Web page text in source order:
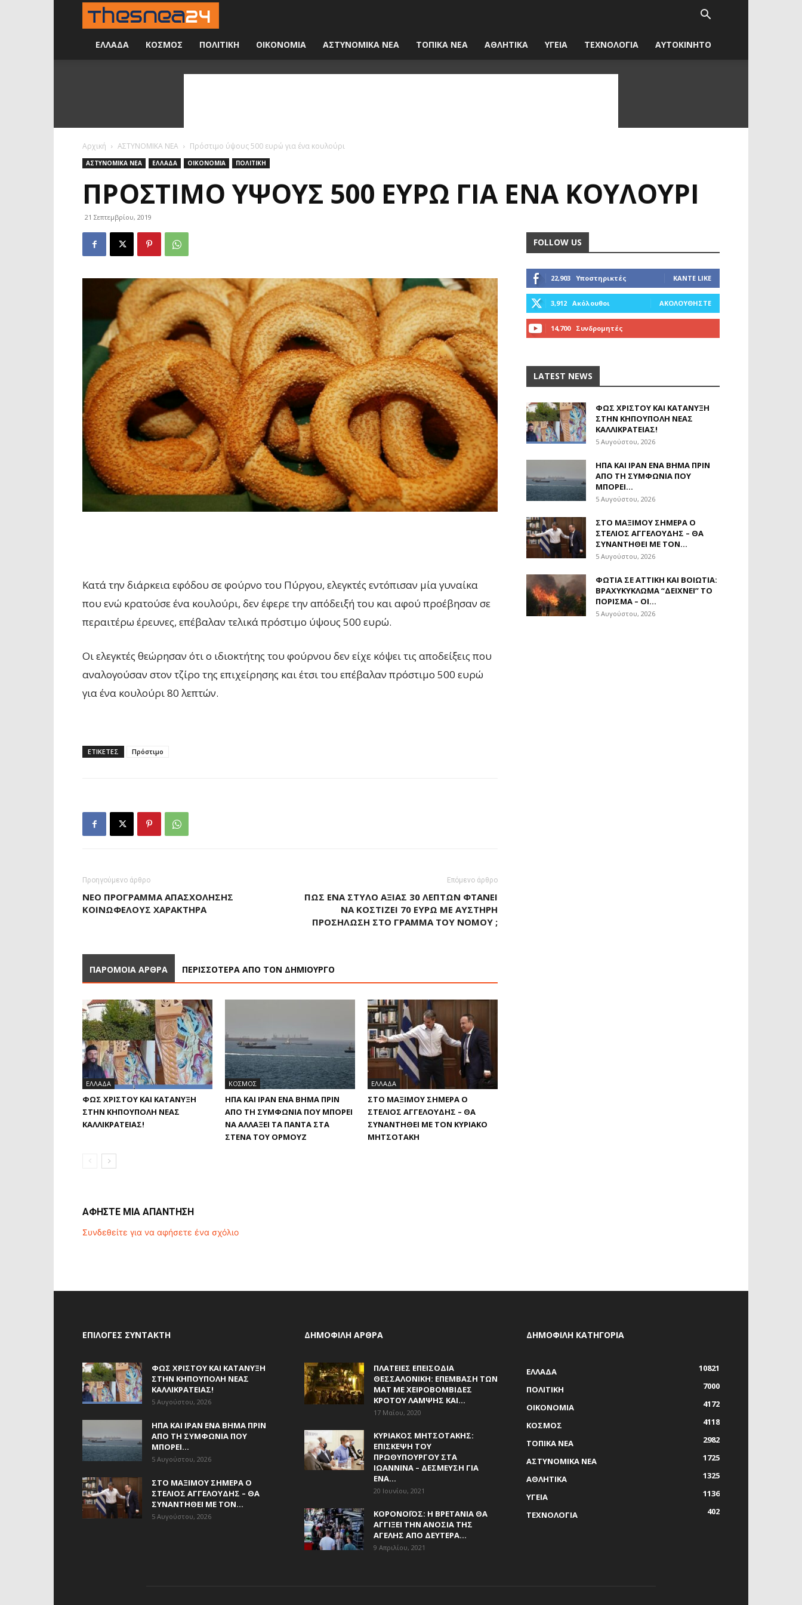
24
ώρες
ΕΛΛΑΔΑ ΚΟΣΜΟΣ ΠΟΛΙΤΙΚΗ ΟΙΚΟΝΟΜΙΑ ΑΣΤΥΝΟΜΙΚΑ ΝΕΑ ΤΟΠΙΚΑ ΝΕΑ ΑΘΛΗΤΙΚΑ ΥΓΕΙΑ ΤΕΧΝΟΛΟΓΙΑ ΑΥΤΟΚΙΝΗΤΟ
Αρχική ΑΣΤΥΝΟΜΙΚΑ ΝΕΑ Πρόστιμο ύψους 500 ευρώ για ένα κουλούρι
ΑΣΤΥΝΟΜΙΚΑ ΝΕΑ ΕΛΛΑΔΑ ΟΙΚΟΝΟΜΙΑ ΠΟΛΙΤΙΚΗ
ΠΡΌΣΤΙΜΟ ΎΨΟΥΣ 500 ΕΥΡΏ ΓΙΑ ΈΝΑ ΚΟΥΛΟΎΡΙ
21 Σεπτεμβρίου, 2019
Κατά την διάρκεια εφόδου σε φούρνο του Πύργου, ελεγκτές εντόπισαν μία γυναίκα
που ενώ κρατούσε ένα κουλούρι, δεν έφερε την απόδειξή του και αφού προέβησαν σε
περαιτέρω έρευνες, επέβαλαν τελικά πρόστιμο ύψους 500 ευρώ.
Οι ελεγκτές θεώρησαν ότι ο ιδιοκτήτης του φούρνου δεν είχε κόψει τις αποδείξεις που
αναλογούσαν στον τζίρο της επιχείρησης και έτσι του επέβαλαν πρόστιμο 500 ευρώ
για ένα κουλούρι 80 λεπτών.
ΕΤΙΚΕΤΕΣ Πρόστιμο
Προηγούμενο άρθρο
ΝΈΟ ΠΡΌΓΡΑΜΜΑ ΑΠΑΣΧΌΛΗΣΗΣ
ΚΟΙΝΩΦΕΛΟΎΣ ΧΑΡΑΚΤΉΡΑ
Επόμενο άρθρο
ΠΏΣ ΈΝΑ ΣΤΥΛΌ ΑΞΊΑΣ 30 ΛΕΠΤΏΝ ΦΤΆΝΕΙ
ΝΑ ΚΟΣΤΊΖΕΙ 70 ΕΥΡΏ ΜΕ ΑΥΣΤΗΡΉ
ΠΡΟΣΉΛΩΣΗ ΣΤΟ ΓΡΆΜΜΑ ΤΟΥ ΝΌΜΟΥ ;
ΠΑΡΟΜΟΙΑ ΑΡΘΡΑ ΠΕΡΙΣΣΟΤΕΡΑ ΑΠΟ ΤΟΝ ΔΗΜΙΟΥΡΓΟ
ΕΛΛΑΔΑ
ΦΩΣ ΧΡΙΣΤΟΎ ΚΑΙ ΚΑΤΆΝΥΞΗ
ΣΤΗΝ ΚΗΠΟΎΠΟΛΗ ΝΈΑΣ
ΚΑΛΛΙΚΡΆΤΕΙΑΣ!
ΚΟΣΜΟΣ
ΗΠΑ ΚΑΙ ΙΡΆΝ ΈΝΑ ΒΉΜΑ ΠΡΙΝ
ΑΠΌ ΤΗ ΣΥΜΦΩΝΊΑ ΠΟΥ ΜΠΟΡΕΊ
ΝΑ ΑΛΛΆΞΕΙ ΤΑ ΠΆΝΤΑ ΣΤΑ
ΣΤΕΝΆ ΤΟΥ ΟΡΜΟΎΖ
ΕΛΛΑΔΑ
ΣΤΟ ΜΑΞΊΜΟΥ ΣΉΜΕΡΑ Ο
ΣΤΈΛΙΟΣ ΑΓΓΕΛΟΎΔΗΣ – ΘΑ
ΣΥΝΑΝΤΗΘΕΊ ΜΕ ΤΟΝ ΚΥΡΙΆΚΟ
ΜΗΤΣΟΤΆΚΗ
ΑΦΗΣΤΕ ΜΙΑ ΑΠΑΝΤΗΣΗ
Συνδεθείτε για να αφήσετε ένα σχόλιο
FOLLOW US
22,903 Υποστηρικτές ΚΆΝΤΕ LIKE
3,912 Ακόλουθοι ΑΚΟΛΟΥΘΉΣΤΕ
14,700 Συνδρομητές
LATEST NEWS
ΦΩΣ ΧΡΙΣΤΟΎ ΚΑΙ ΚΑΤΆΝΥΞΗ
ΣΤΗΝ ΚΗΠΟΎΠΟΛΗ ΝΈΑΣ
ΚΑΛΛΙΚΡΆΤΕΙΑΣ!
5 Αυγούστου, 2026
ΗΠΑ ΚΑΙ ΙΡΆΝ ΈΝΑ ΒΉΜΑ ΠΡΙΝ
ΑΠΌ ΤΗ ΣΥΜΦΩΝΊΑ ΠΟΥ
ΜΠΟΡΕΊ...
5 Αυγούστου, 2026
ΣΤΟ ΜΑΞΊΜΟΥ ΣΉΜΕΡΑ Ο
ΣΤΈΛΙΟΣ ΑΓΓΕΛΟΎΔΗΣ – ΘΑ
ΣΥΝΑΝΤΗΘΕΊ ΜΕ ΤΟΝ...
5 Αυγούστου, 2026
ΦΩΤΙΆ ΣΕ ΑΤΤΙΚΉ ΚΑΙ ΒΟΙΩΤΊΑ:
ΒΡΑΧΥΚΎΚΛΩΜΑ “ΔΕΊΧΝΕΙ” ΤΟ
ΠΌΡΙΣΜΑ – ΟΙ...
5 Αυγούστου, 2026
ΕΠΙΛΟΓΈΣ ΣΥΝΤΆΚΤΗ
ΦΩΣ ΧΡΙΣΤΟΎ ΚΑΙ ΚΑΤΆΝΥΞΗ
ΣΤΗΝ ΚΗΠΟΎΠΟΛΗ ΝΈΑΣ
ΚΑΛΛΙΚΡΆΤΕΙΑΣ!
5 Αυγούστου, 2026
ΗΠΑ ΚΑΙ ΙΡΆΝ ΈΝΑ ΒΉΜΑ ΠΡΙΝ
ΑΠΌ ΤΗ ΣΥΜΦΩΝΊΑ ΠΟΥ
ΜΠΟΡΕΊ...
5 Αυγούστου, 2026
ΣΤΟ ΜΑΞΊΜΟΥ ΣΉΜΕΡΑ Ο
ΣΤΈΛΙΟΣ ΑΓΓΕΛΟΎΔΗΣ – ΘΑ
ΣΥΝΑΝΤΗΘΕΊ ΜΕ ΤΟΝ...
5 Αυγούστου, 2026
ΔΗΜΟΦΙΛΗ ΑΡΘΡΑ
ΠΛΑΤΕΊΕΣ ΕΠΕΙΣΌΔΙΑ
ΘΕΣΣΑΛΟΝΊΚΗ: ΕΠΈΜΒΑΣΗ ΤΩΝ
ΜΑΤ ΜΕ ΧΕΙΡΟΒΟΜΒΊΔΕΣ
ΚΡΌΤΟΥ ΛΆΜΨΗΣ ΚΑΙ...
17 Μαΐου, 2020
ΚΥΡΙΆΚΟΣ ΜΗΤΣΟΤΆΚΗΣ:
ΕΠΊΣΚΕΨΗ ΤΟΥ
ΠΡΩΘΥΠΟΥΡΓΟΎ ΣΤΑ
ΙΩΆΝΝΙΝΑ – ΔΈΣΜΕΥΣΗ ΓΙΑ
ΈΝΑ...
20 Ιουνίου, 2021
ΚΟΡΟΝΟΪΌΣ: Η ΒΡΕΤΑΝΊΑ ΘΑ
ΑΓΓΊΞΕΙ ΤΗΝ ΑΝΟΣΊΑ ΤΗΣ
ΑΓΈΛΗΣ ΑΠΌ ΔΕΥΤΈΡΑ...
9 Απριλίου, 2021
ΔΗΜΟΦΙΛΗ ΚΑΤΗΓΟΡΙΑ
ΕΛΛΑΔΑ
10821
ΠΟΛΙΤΙΚΗ
7000
ΟΙΚΟΝΟΜΙΑ
4172
ΚΟΣΜΟΣ
4118
ΤΟΠΙΚΑ ΝΕΑ
2982
ΑΣΤΥΝΟΜΙΚΑ ΝΕΑ
1725
ΑΘΛΗΤΙΚΑ
1325
ΥΓΕΙΑ
1136
ΤΕΧΝΟΛΟΓΙΑ
402